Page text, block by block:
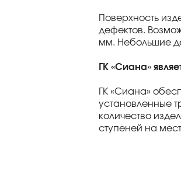
Поверхность
дефектов.
мм. Небольшие
ГК «Сиана»
ГК «Сиана»
установленные
количество
ступеней на